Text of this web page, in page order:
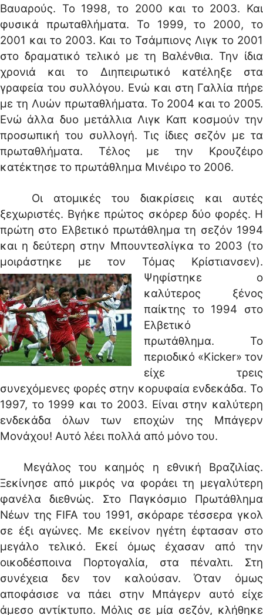
Βαυαρούς. Το 1998, το 2000 και το 2003. Και
φυσικά πρωταθλήματα. Το 1999, το 2000, το
2001 και το 2003. Και το Τσάμπιονς Λιγκ το 2001
στο δραματικό τελικό με τη Βαλένθια. Την ίδια
χρονιά και το Διηπειρωτικό κατέληξε στα
γραφεία του συλλόγου. Ενώ και στη Γαλλία πήρε
με τη Λυών πρωταθλήματα. Το 2004 και το 2005.
Ενώ άλλα δυο μετάλλια Λιγκ Καπ κοσμούν την
προσωπική του συλλογή. Τις ίδιες σεζόν με τα
πρωταθλήματα. Τέλος με την Κρουζέιρο
κατέκτησε το πρωτάθλημα Μινέιρο το 2006.
Οι ατομικές του διακρίσεις και αυτές
ξεχωριστές. Βγήκε πρώτος σκόρερ δύο φορές. Η
πρώτη στο Ελβετικό πρωτάθλημα τη σεζόν 1994
και η δεύτερη στην Μπουντεσλίγκα το 2003 (το
μοιράστηκε με τον Τόμας Κρίστιανσεν).
Ψηφίστηκε ο
καλύτερος ξένος
παίκτης το 1994 στο
Ελβετικό
πρωτάθλημα. Το
περιοδικό «Kicker» τον
είχε τρεις
συνεχόμενες φορές στην κορυφαία ενδεκάδα. Το
1997, το 1999 και το 2003. Είναι στην καλύτερη
ενδεκάδα όλων των εποχών της Μπάγερν
Μονάχου! Αυτό λέει πολλά από μόνο του.
Μεγάλος του καημός η εθνική Βραζιλίας.
Ξεκίνησε από μικρός να φοράει τη μεγαλύτερη
φανέλα διεθνώς. Στο Παγκόσμιο Πρωτάθλημα
Νέων της FIFA του 1991, σκόραρε τέσσερα γκολ
σε έξι αγώνες. Με εκείνον ηγέτη έφτασαν στο
μεγάλο τελικό. Εκεί όμως έχασαν από την
οικοδέσποινα Πορτογαλία, στα πέναλτι. Στη
συνέχεια δεν τον καλούσαν. Όταν όμως
αποφάσισε να πάει στην Μπάγερν αυτό είχε
άμεσο αντίκτυπο. Μόλις σε μία σεζόν, κλήθηκε